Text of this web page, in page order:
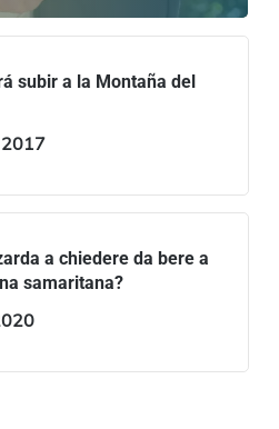
subir a la Montaña del
a chiedere da bere a
samaritana?